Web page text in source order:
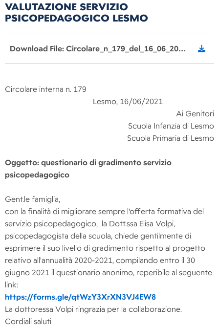
VALUTAZIONE SERVIZIO
PSICOPEDAGOGICO LESMO
Download File: Circolare_n_179_del_16_06_2021_Questionario_di_gradimento_servizio_psicopedagogico_genitori_ILE_PLE_signed.pdf
Circolare interna n. 179
Lesmo, 16/06/2021
Ai Genitori
Scuola Infanzia di Lesmo
Scuola Primaria di Lesmo
Oggetto: questionario di gradimento servizio
psicopedagogico
Gent.le famiglia,
con la finalità di migliorare sempre l'offerta formativa del
servizio psicopedagogico, la Dott.ssa Elisa Volpi,
psicopedagogista della scuola, chiede gentilmente di
esprimere il suo livello di gradimento rispetto al progetto
relativo all'annualità 2020-2021, compilando entro il 30
giugno 2021 il questionario anonimo, reperibile al seguente
link:
https://forms.gle/qtWzY3XrXN3VJ4EW8
La dottoressa Volpi ringrazia per la collaborazione.
Cordiali saluti